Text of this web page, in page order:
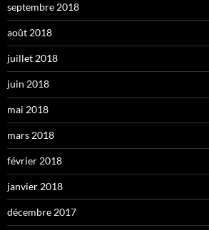
septembre 2018
août 2018
juillet 2018
juin 2018
mai 2018
mars 2018
février 2018
janvier 2018
décembre 2017